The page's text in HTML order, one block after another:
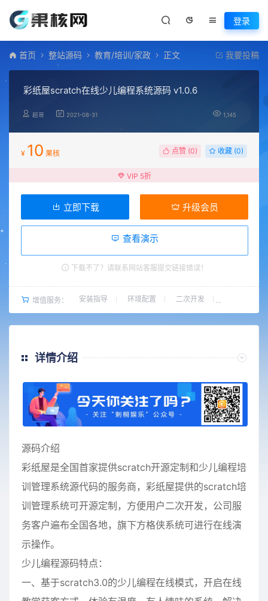
登录
首页 整站源码 教育/培训/家政 正文 我要投稿
彩纸屋scratch在线少儿编程系统源码 v1.0.6
超哥 2021-08-31 1,145
¥ 10 果核 点赞 (0) 收藏 (0)
VIP 5折
立即下载 升级会员
查看演示
下载不了？请联系网站客服提交链接错误！
增值服务： 安装指导 环境配置 二次开发
详情介绍
源码介绍
彩纸屋是全国首家提供scratch开源定制和少儿编程培
训管理系统源代码的服务商，彩纸屋提供的scratch培
训管理系统可开源定制，方便用户二次开发，公司服
务客户遍布全国各地，旗下方格侠系统可进行在线演
示操作。
少儿编程源码特点：
一、基于scratch3.0的少儿编程在线模式，开启在线